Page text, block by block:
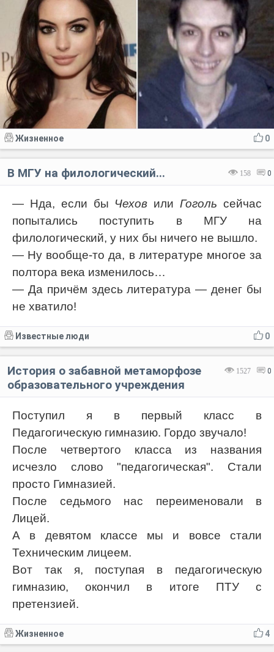
0
Жизненное
158 0
В МГУ на филологический...
— Нда, если бы Чехов илиГоголь сейчас
попытались поступить в МГУ на
филологический, у них бы ничего не вышло.
— Ну вообще-то да, в литературе многое за
полтора века изменилось…
— Да причём здесь литература — денег бы
не хватило!
0
Известные люди
1527 0
История о забавной метаморфозе
образовательного учреждения
Поступил я в первый класс в
Педагогическую гимназию. Гордо звучало!
После четвертого класса из названия
исчезло слово "педагогическая". Стали
просто Гимназией.
После седьмого нас переименовали в
Лицей.
А в девятом классе мы и вовсе стали
Техническим лицеем.
Вот так я, поступая в педагогическую
гимназию, окончил в итоге ПТУ с
претензией.
4
Жизненное